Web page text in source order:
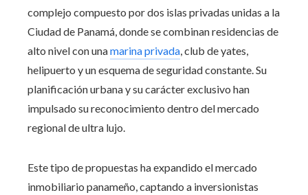
complejo compuesto por dos islas privadas unidas a la
Ciudad de Panamá, donde se combinan residencias de
alto nivel con unamarina privada, club de yates,
helipuerto y un esquema de seguridad constante. Su
planificación urbana y su carácter exclusivo han
impulsado su reconocimiento dentro del mercado
regional de ultra lujo.
Este tipo de propuestas ha expandido el mercado
inmobiliario panameño, captando a inversionistas